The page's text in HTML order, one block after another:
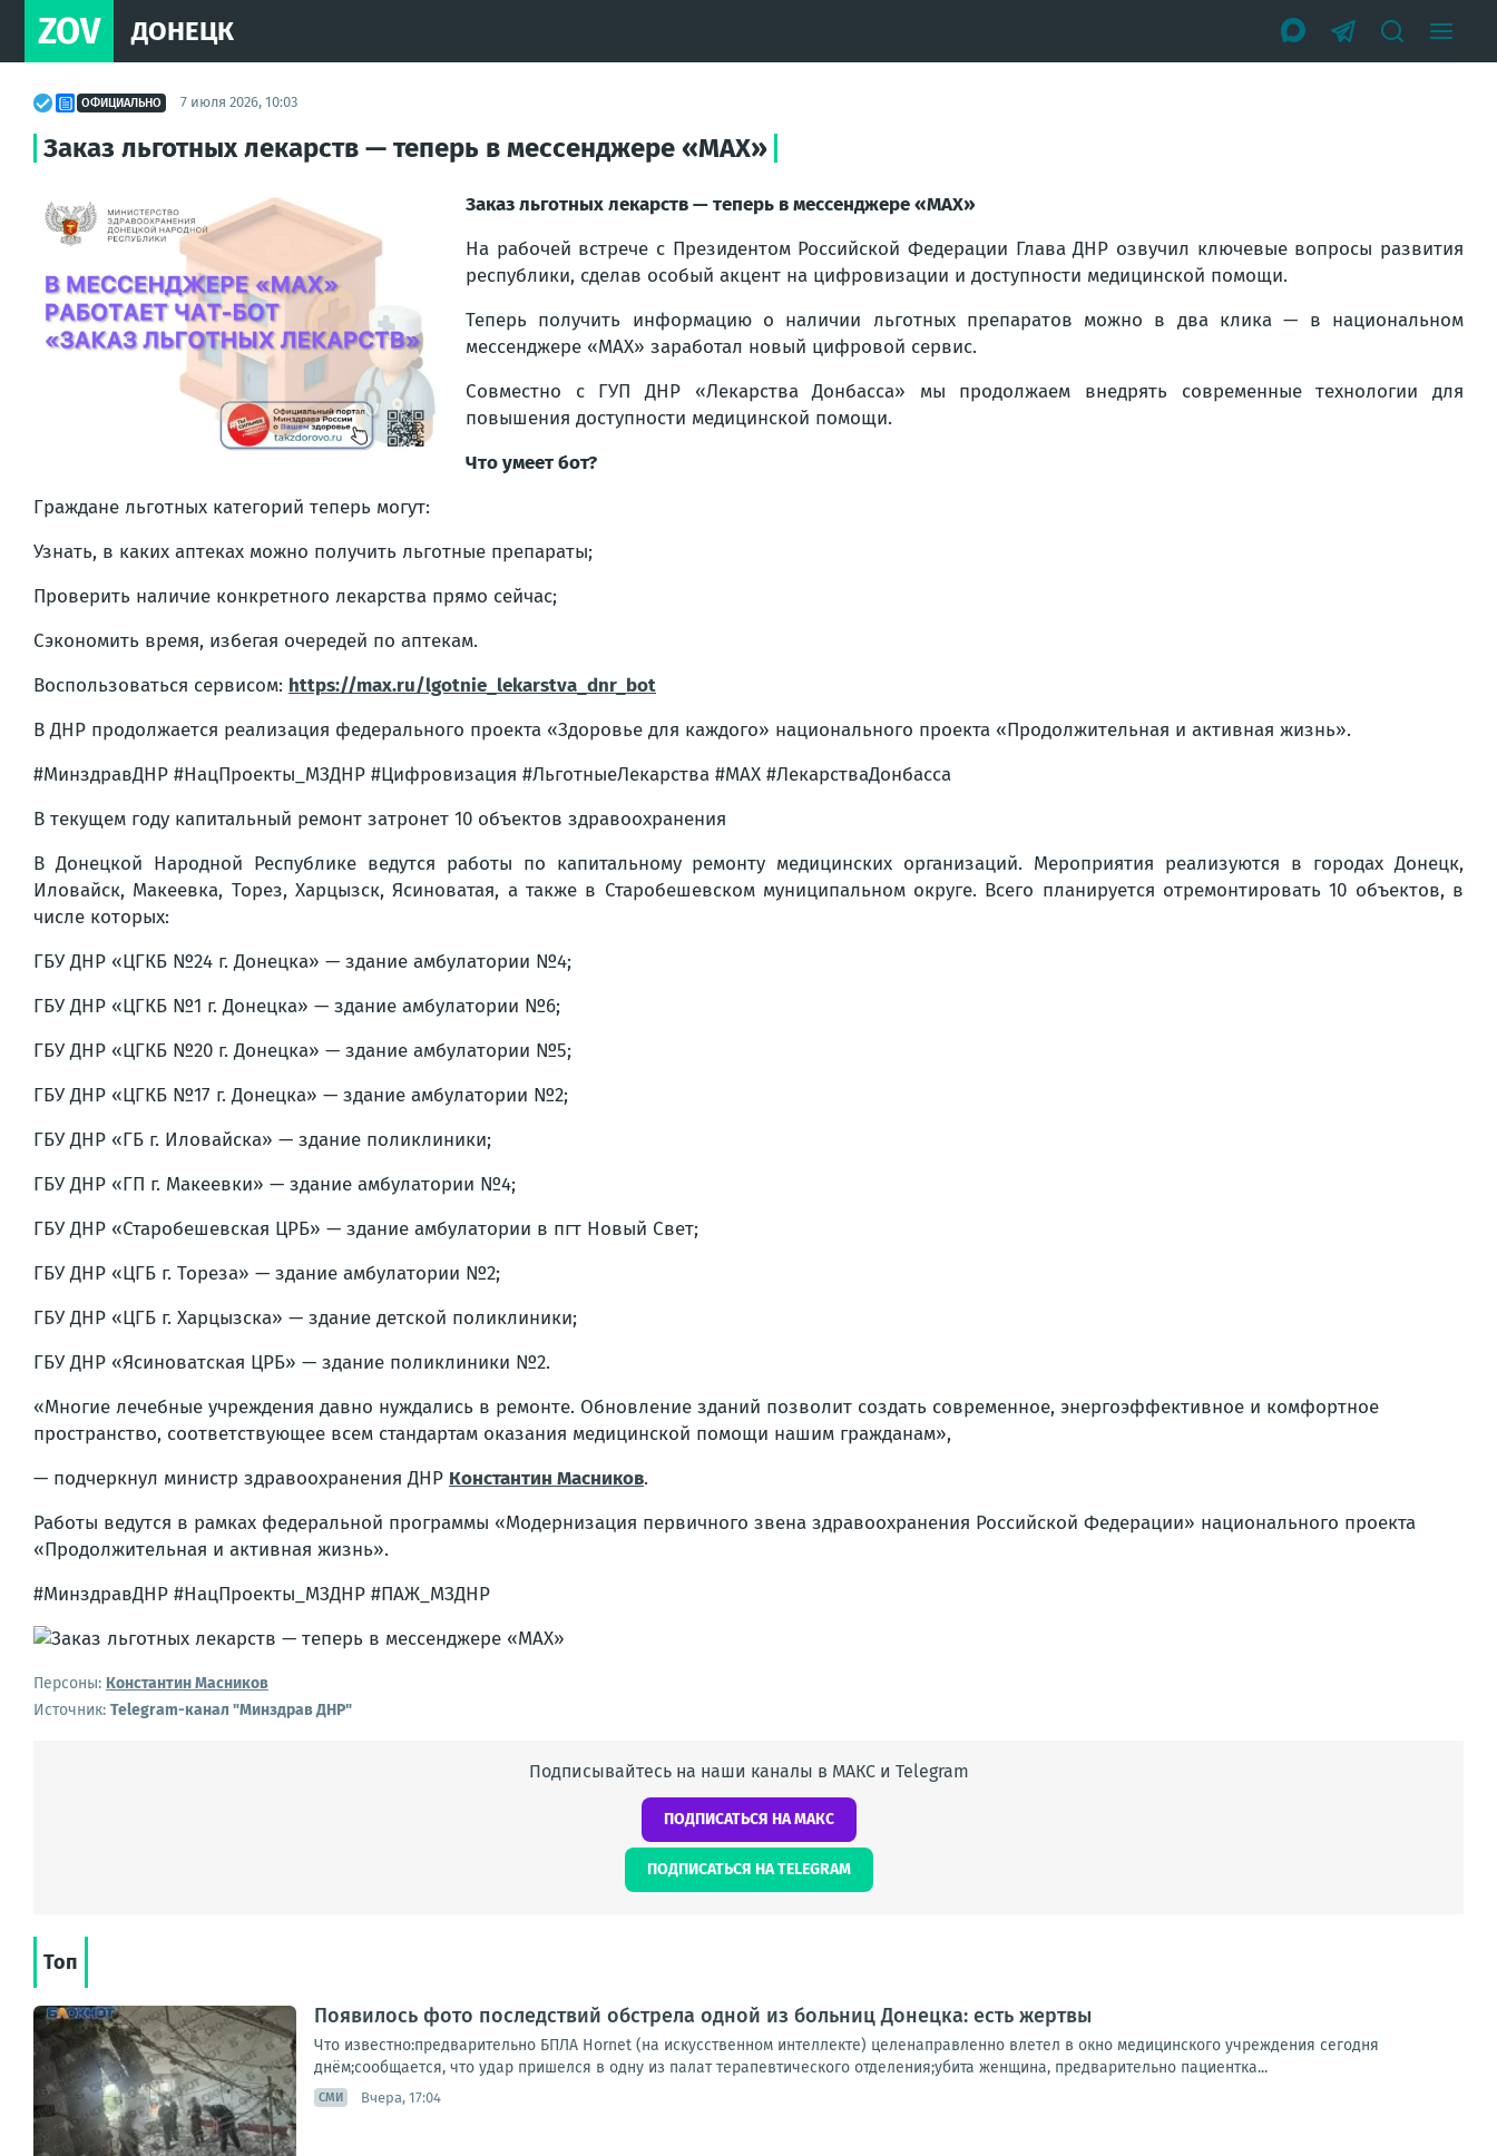
ZOV ДОНЕЦК
ОФИЦИАЛЬНО 7 июля 2026, 10:03
Заказ льготных лекарств — теперь в мессенджере «МАХ»
Заказ льготных лекарств — теперь в мессенджере «МАХ»
На рабочей встрече с Президентом Российской Федерации Глава ДНР озвучил ключевые вопросы развития
республики, сделав особый акцент на цифровизации и доступности медицинской помощи.
Теперь получить информацию о наличии льготных препаратов можно в два клика — в национальном
мессенджере «МАХ» заработал новый цифровой сервис.
Совместно с ГУП ДНР «Лекарства Донбасса» мы продолжаем внедрять современные технологии для
повышения доступности медицинской помощи.
Что умеет бот?
Граждане льготных категорий теперь могут:
Узнать, в каких аптеках можно получить льготные препараты;
Проверить наличие конкретного лекарства прямо сейчас;
Сэкономить время, избегая очередей по аптекам.
Воспользоваться сервисом: https://max.ru/lgotnie_lekarstva_dnr_bot
В ДНР продолжается реализация федерального проекта «Здоровье для каждого» национального проекта «Продолжительная и активная жизнь».
#МинздравДНР #НацПроекты_МЗДНР #Цифровизация #ЛьготныеЛекарства #МАХ #ЛекарстваДонбасса
В текущем году капитальный ремонт затронет 10 объектов здравоохранения
В Донецкой Народной Республике ведутся работы по капитальному ремонту медицинских организаций. Мероприятия реализуются в городах Донецк,
Иловайск, Макеевка, Торез, Харцызск, Ясиноватая, а также в Старобешевском муниципальном округе. Всего планируется отремонтировать 10 объектов, в
числе которых:
ГБУ ДНР «ЦГКБ №24 г. Донецка» — здание амбулатории №4;
ГБУ ДНР «ЦГКБ №1 г. Донецка» — здание амбулатории №6;
ГБУ ДНР «ЦГКБ №20 г. Донецка» — здание амбулатории №5;
ГБУ ДНР «ЦГКБ №17 г. Донецка» — здание амбулатории №2;
ГБУ ДНР «ГБ г. Иловайска» — здание поликлиники;
ГБУ ДНР «ГП г. Макеевки» — здание амбулатории №4;
ГБУ ДНР «Старобешевская ЦРБ» — здание амбулатории в пгт Новый Свет;
ГБУ ДНР «ЦГБ г. Тореза» — здание амбулатории №2;
ГБУ ДНР «ЦГБ г. Харцызска» — здание детской поликлиники;
ГБУ ДНР «Ясиноватская ЦРБ» — здание поликлиники №2.
«Многие лечебные учреждения давно нуждались в ремонте. Обновление зданий позволит создать современное, энергоэффективное и комфортное
пространство, соответствующее всем стандартам оказания медицинской помощи нашим гражданам»,
— подчеркнул министр здравоохранения ДНР Константин Масников.
Работы ведутся в рамках федеральной программы «Модернизация первичного звена здравоохранения Российской Федерации» национального проекта
«Продолжительная и активная жизнь».
#МинздравДНР #НацПроекты_МЗДНР #ПАЖ_МЗДНР
Персоны: Константин Масников
Источник: Telegram-канал "Минздрав ДНР"
Подписывайтесь на наши каналы в МАКС и Telegram
ПОДПИСАТЬСЯ НА МАКС
ПОДПИСАТЬСЯ НА TELEGRAM
Топ
Появилось фото последствий обстрела одной из больниц Донецка: есть жертвы
Что известно:предварительно БПЛА Hornet (на искусственном интеллекте) целенаправленно влетел в окно медицинского учреждения сегодня
днём;сообщается, что удар пришелся в одну из палат терапевтического отделения;убита женщина, предварительно пациентка...
СМИ Вчера, 17:04